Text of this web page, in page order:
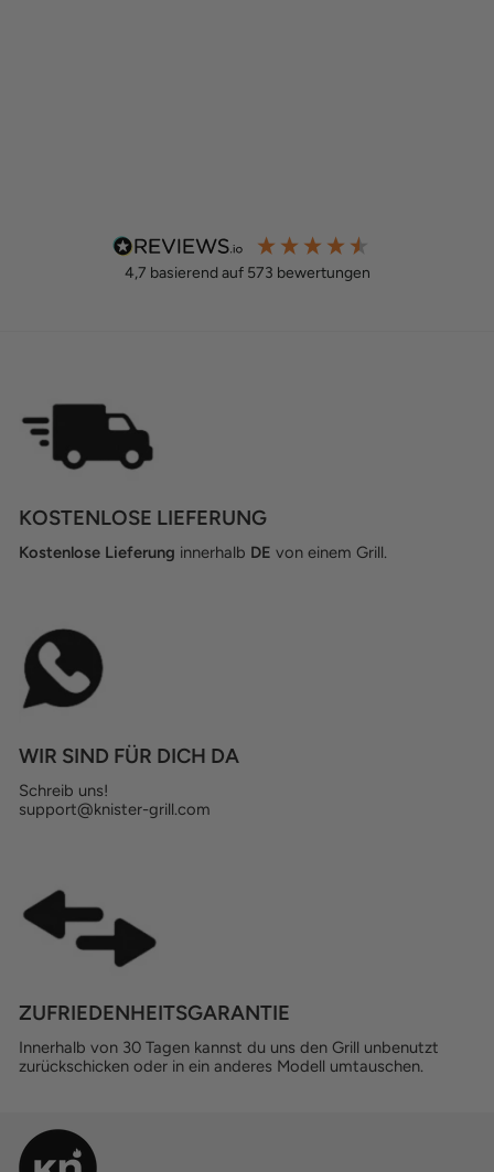
4,7 basierend auf 573 bewertungen
KOSTENLOSE LIEFERUNG
Kostenlose Lieferung innerhalb DE von einem Grill.
WIR SIND FÜR DICH DA
Schreib uns!
support@knister-grill.com
ZUFRIEDENHEITSGARANTIE
Innerhalb von 30 Tagen kannst du uns den Grill unbenutzt
zurückschicken oder in ein anderes Modell umtauschen.